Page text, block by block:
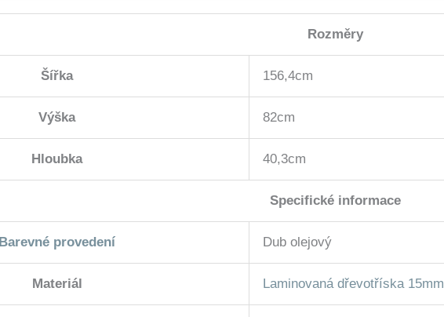
Rozměry
Šířka 156,4cm
Výška 82cm
Hloubka 40,3cm
Specifické informace
Barevné provedení Dub olejový
Materiál Laminovaná dřevotříska 15mm